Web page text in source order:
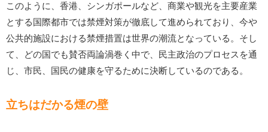
このように、香港、シンガポールなど、商業や観光を主要産業
とする国際都市では禁煙対策が徹底して進められており、今や
公共的施設における禁煙措置は世界の潮流となっている。そし
て、どの国でも賛否両論渦巻く中で、民主政治のプロセスを通
じ、市民、国民の健康を守るために決断しているのである。
立ちはだかる煙の壁